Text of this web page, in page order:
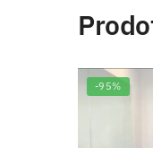
-95%